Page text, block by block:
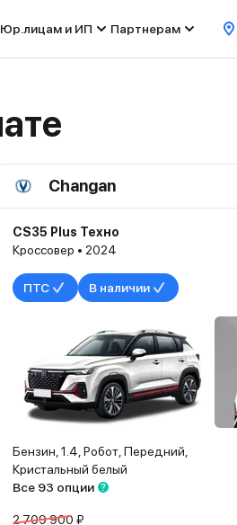
Юр.лицам и ИП Партнерам
Changan
CS35 Plus Техно
Кроссовер • 2024
ПТС В наличии
Бензин, 1.4, Робот, Передний,
Кристальный белый
Все 93 опции
2 709 900 ₽